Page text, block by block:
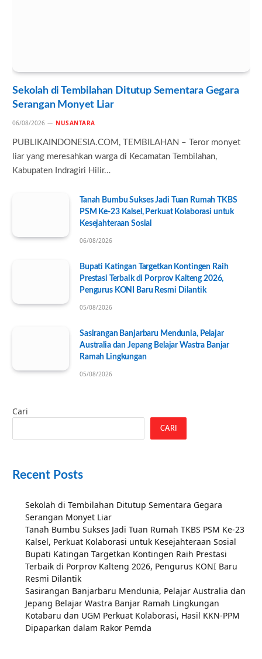
Sekolah di Tembilahan Ditutup Sementara Gegara
Serangan Monyet Liar
06/08/2026 NUSANTARA
PUBLIKAINDONESIA.COM, TEMBILAHAN – Teror monyet
liar yang meresahkan warga di Kecamatan Tembilahan,
Kabupaten Indragiri Hilir…
Tanah Bumbu Sukses Jadi Tuan Rumah TKBS
PSM Ke-23 Kalsel, Perkuat Kolaborasi untuk
Kesejahteraan Sosial
06/08/2026
Bupati Katingan Targetkan Kontingen Raih
Prestasi Terbaik di Porprov Kalteng 2026,
Pengurus KONI Baru Resmi Dilantik
05/08/2026
Sasirangan Banjarbaru Mendunia, Pelajar
Australia dan Jepang Belajar Wastra Banjar
Ramah Lingkungan
05/08/2026
Cari
CARI
Recent Posts
Sekolah di Tembilahan Ditutup Sementara Gegara
Serangan Monyet Liar
Tanah Bumbu Sukses Jadi Tuan Rumah TKBS PSM Ke-23
Kalsel, Perkuat Kolaborasi untuk Kesejahteraan Sosial
Bupati Katingan Targetkan Kontingen Raih Prestasi
Terbaik di Porprov Kalteng 2026, Pengurus KONI Baru
Resmi Dilantik
Sasirangan Banjarbaru Mendunia, Pelajar Australia dan
Jepang Belajar Wastra Banjar Ramah Lingkungan
Kotabaru dan UGM Perkuat Kolaborasi, Hasil KKN-PPM
Dipaparkan dalam Rakor Pemda